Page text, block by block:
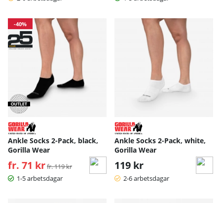
-40%
Ankle Socks 2-Pack, black,
Gorilla Wear
fr. 71 kr Ordinarie pris:
fr. 119 kr
1-5 arbetsdagar
Ankle Socks 2-Pack, white,
Gorilla Wear
119 kr
2-6 arbetsdagar